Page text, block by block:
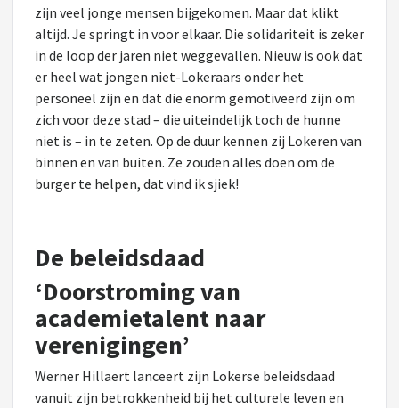
zijn veel jonge mensen bijgekomen. Maar dat klikt
altijd. Je springt in voor elkaar. Die solidariteit is zeker
in de loop der jaren niet weggevallen. Nieuw is ook dat
er heel wat jongen niet-Lokeraars onder het
personeel zijn en dat die enorm gemotiveerd zijn om
zich voor deze stad – die uiteindelijk toch de hunne
niet is – in te zeten. Op de duur kennen zij Lokeren van
binnen en van buiten. Ze zouden alles doen om de
burger te helpen, dat vind ik sjiek!
De beleidsdaad
‘Doorstroming van
academietalent naar
verenigingen’
Werner Hillaert lanceert zijn Lokerse beleidsdaad
vanuit zijn betrokkenheid bij het culturele leven en